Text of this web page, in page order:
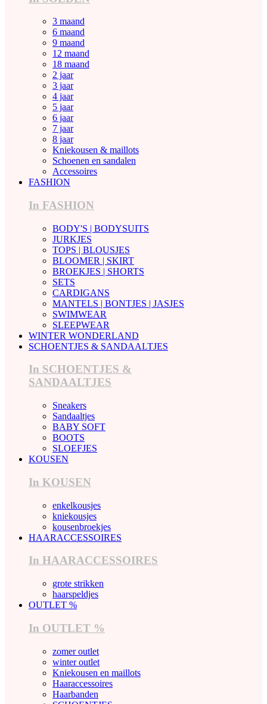
3 maand
6 maand
9 maand
12 maand
18 maand
2 jaar
3 jaar
4 jaar
5 jaar
6 jaar
7 jaar
8 jaar
Kniekousen & maillots
Schoenen en sandalen
Accessoires
FASHION
In FASHION
BODY'S | BODYSUITS
JURKJES
TOPS | BLOUSJES
BLOOMER | SKIRT
BROEKJES | SHORTS
SETS
CARDIGANS
MANTELS | BONTJES | JASJES
SWIMWEAR
SLEEPWEAR
WINTER WONDERLAND
SCHOENTJES & SANDAALTJES
In SCHOENTJES &
SANDAALTJES
Sneakers
Sandaaltjes
BABY SOFT
BOOTS
SLOEFJES
KOUSEN
In KOUSEN
enkelkousjes
kniekousjes
kousenbroekjes
HAARACCESSOIRES
In HAARACCESSOIRES
grote strikken
haarspeldjes
OUTLET %
In OUTLET %
zomer outlet
winter outlet
Kniekousen en maillots
Haaraccessoires
Haarbanden